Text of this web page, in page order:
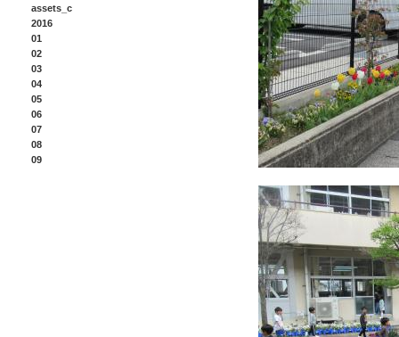
assets_c
2016
01
02
03
04
05
06
07
08
09